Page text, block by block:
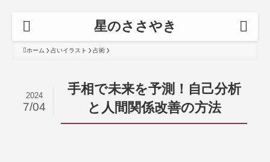
星のささやき
ホーム 占いイラスト 占術
手相で未来を予測！自己分析
と人間関係改善の方法
2024
7/04